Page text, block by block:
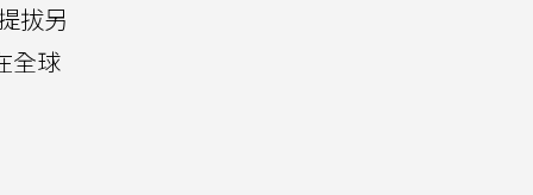
拔另
全球